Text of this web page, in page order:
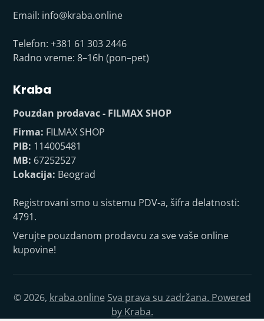
Email: info@kraba.online
Telefon: +381 61 303 2446
Radno vreme: 8–16h (pon–pet)
Kraba
Pouzdan prodavac - FILMAX SHOP
Firma: FILMAX SHOP
PIB: 114005481
MB: 67252527
Lokacija: Beograd
Registrovani smo u sistemu PDV-a, šifra delatnosti:
4791.
Verujte pouzdanom prodavcu za sve vaše online
kupovine!
© 2026, kraba.online Sva prava su zadržana. Powered
by Kraba.